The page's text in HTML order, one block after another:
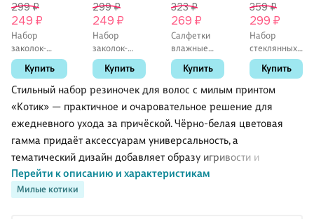
Милые котики
Стильный набор резиночек для волос с милым принтом
«Котик» — практичное и очаровательное решение для
ежедневного ухода за причёской. Чёрно‑белая цветовая
гамма придаёт аксессуарам универсальность, а
тематический дизайн добавляет образу игривости и
индивидуальности.
Перейти к описанию и характеристикам
299 ₽
249 ₽
Набор
заколок-
крабиков
mini Кролики
матовые
оттенки) (10
штук) (1,5 см),
Lafilaf
Купить
299 ₽
249 ₽
Набор
заколок-
крабиков
mini
Звездочки
оттенки) (10
штук) (1,5
см), Lafilaf
Купить
323 ₽
269 ₽
Салфетки
влажные
Kawaii
(стаканчик)
(30 штук),
Купить
359 ₽
299 ₽
Набор
стеклянных
бутылочек
(18х44 мм/2
шт+16х22мм/2
(1400022)
(упаковка)
Купить